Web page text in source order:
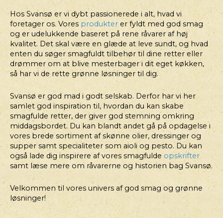
Hos Svansø er vi dybt passionerede i alt, hvad vi
foretager os. Vores produkter er fyldt med god smag
og er udelukkende baseret på rene råvarer af høj
kvalitet. Det skal være en glæde at leve sundt, og hvad
enten du søger smagfuldt tilbehør til dine retter eller
drømmer om at blive mesterbager i dit eget køkken,
så har vi de rette grønne løsninger til dig.
Svansø er god mad i godt selskab. Derfor har vi her
samlet god inspiration til, hvordan du kan skabe
smagfulde retter, der giver god stemning omkring
middagsbordet. Du kan blandt andet gå på opdagelse i
vores brede sortiment af skønne olier, dressinger og
supper samt specialiteter som aioli og pesto. Du kan
også lade dig inspirere af vores smagfulde opskrifter
samt læse mere om råvarerne og historien bag Svansø.
Velkommen til vores univers af god smag og grønne
løsninger!